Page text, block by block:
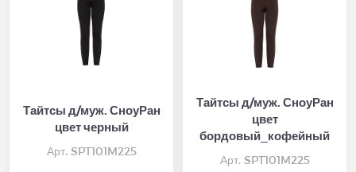
Тайтсы д/муж. СноуРан
цвет черный
Арт. SPT101M225
Тайтсы д/муж. СноуРан
цвет
бордовый_кофейный
Арт. SPT101M225